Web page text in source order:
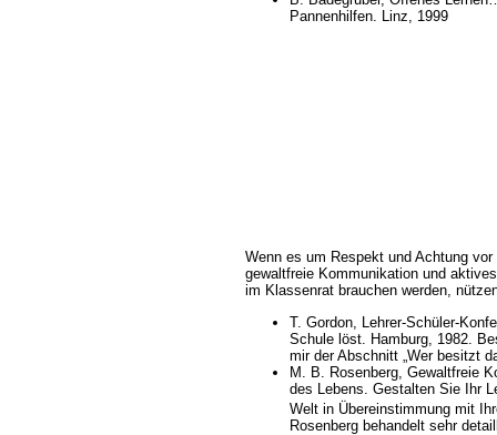
Pannenhilfen. Linz, 1999
Wenn es um Respekt und Achtung
gewaltfreie Kommunikation und
im Klassenrat brauchen werden,
T. Gordon, Lehrer-Schüler-
Schule löst. Hamburg, 1982.
mir der Abschnitt „Wer besitzt
M. B. Rosenberg, Gewaltfreie
des Lebens. Gestalten Sie Ihr
Welt in Übereinstimmung mit
Rosenberg behandelt sehr